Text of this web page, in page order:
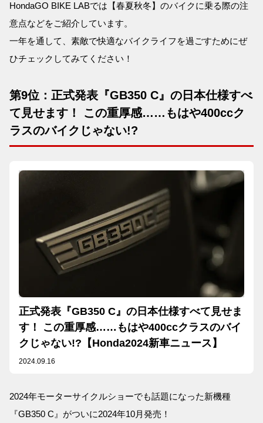
HondaGO BIKE LABでは【春夏秋冬】のバイクに乗る際の注
意点などをご紹介しています。
一年を通して、素敵で快適なバイクライフを過ごすためにぜ
ひチェックしてみてください！
第9位：正式発表『GB350 C』の日本仕様すべ
て見せます！ この重厚感……もはや400ccク
ラスのバイクじゃない!?
正式発表『GB350 C』の日本仕様すべて見せま
す！ この重厚感……もはや400ccクラスのバイ
クじゃない!?【Honda2024新車ニュース】
2024.09.16
2024年モーターサイクルショーでも話題になった新機種
『GB350 C』がついに2024年10月発売！